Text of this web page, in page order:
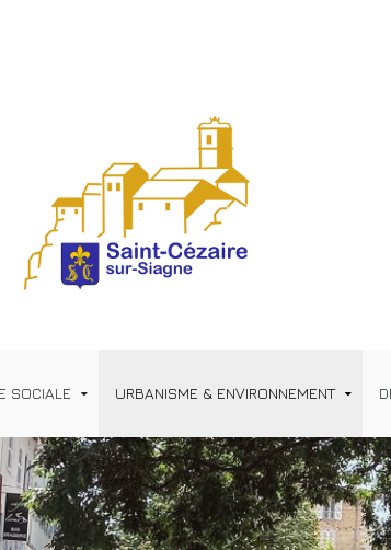
SOCIALE URBANISME & ENVIRONNEMENT